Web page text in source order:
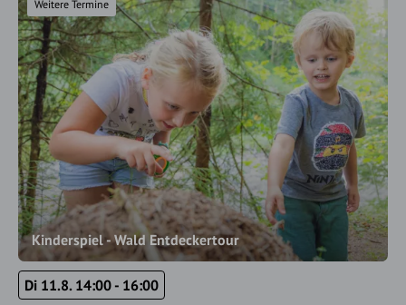
Kinderspiel - Wald Entdeckertour
Weitere Termine
Di 11.8. 14:00 - 16:00